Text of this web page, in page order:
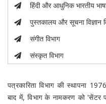
हिंदी और आधुनिक भारतीय
पुस्तकालय और सूचना विज्ञान
संगीत विभाग
संस्कृत विभाग
पत्रकारिता विभाग की स्थापना
बाद में, विभाग के नामकरण को 'सेंटर